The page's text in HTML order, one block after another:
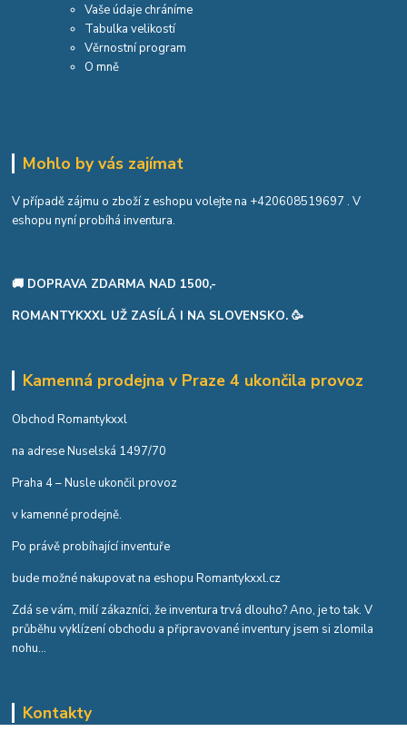
Vaše údaje chráníme
Tabulka velikostí
Věrnostní program
O mně
Mohlo by vás zajímat
V případě zájmu o zboží z eshopu volejte na +420608519697 . V
eshopu nyní probíhá inventura.
🚚 DOPRAVA ZDARMA NAD 1500,-
ROMANTYKXXL UŽ ZASÍLÁ I NA SLOVENSKO. 🥳
Kamenná prodejna v Praze 4 ukončila provoz
Obchod Romantykxxl
na adrese Nuselská 1497/70
Praha 4 – Nusle ukončil provoz
v kamenné prodejně.
Po právě probíhající inventuře
bude možné nakupovat na eshopu Romantykxxl.cz
Zdá se vám, milí zákazníci, že inventura trvá dlouho? Ano, je to tak. V
průběhu vyklízení obchodu a připravované inventury jsem si zlomila
nohu...
Kontakty